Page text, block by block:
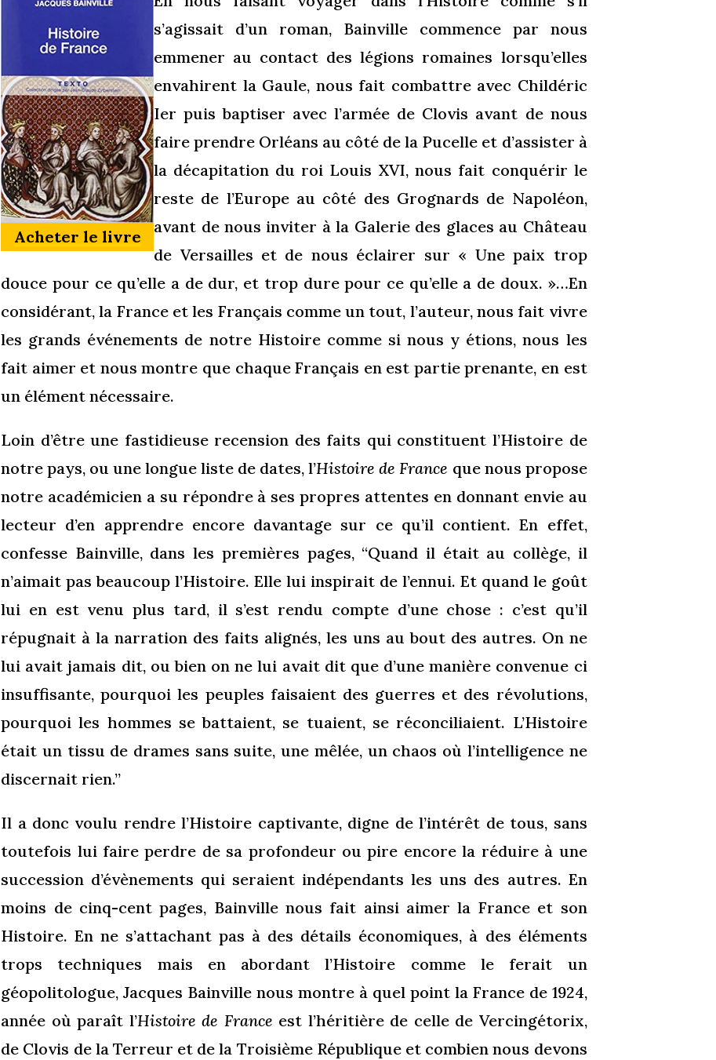
Acheter le livre
s’agissait d’un roman, Bainville commence par nous
emmener au contact des légions romaines lorsqu’elles
envahirent la Gaule, nous fait combattre avec Childéric
Ier puis baptiser avec l’armée de Clovis avant de nous
faire prendre Orléans au côté de la Pucelle et d’assister à
la décapitation du roi Louis XVI, nous fait conquérir le
reste de l’Europe au côté des Grognards de Napoléon,
avant de nous inviter à la Galerie des glaces au Château
de Versailles et de nous éclairer sur « Une paix trop
douce pour ce qu’elle a de dur, et trop dure pour ce qu’elle a de doux. »…En
considérant, la France et les Français comme un tout, l’auteur, nous fait vivre
les grands événements de notre Histoire comme si nous y étions, nous les
fait aimer et nous montre que chaque Français en est partie prenante, en est
un élément nécessaire.
Loin d’être une fastidieuse recension des faits qui constituent l’Histoire de
notre pays, ou une longue liste de dates, l’Histoire de France que nous propose
notre académicien a su répondre à ses propres attentes en donnant envie au
lecteur d’en apprendre encore davantage sur ce qu’il contient. En effet,
confesse Bainville, dans les premières pages, “Quand il était au collège, il
n’aimait pas beaucoup l’Histoire. Elle lui inspirait de l’ennui. Et quand le goût
lui en est venu plus tard, il s’est rendu compte d’une chose : c’est qu’il
répugnait à la narration des faits alignés, les uns au bout des autres. On ne
lui avait jamais dit, ou bien on ne lui avait dit que d’une manière convenue ci
insuffisante, pourquoi les peuples faisaient des guerres et des révolutions,
pourquoi les hommes se battaient, se tuaient, se réconciliaient. L’Histoire
était un tissu de drames sans suite, une mêlée, un chaos où l’intelligence ne
discernait rien.”
Il a donc voulu rendre l’Histoire captivante, digne de l’intérêt de tous, sans
toutefois lui faire perdre de sa profondeur ou pire encore la réduire à une
succession d’évènements qui seraient indépendants les uns des autres. En
moins de cinq-cent pages, Bainville nous fait ainsi aimer la France et son
Histoire. En ne s’attachant pas à des détails économiques, à des éléments
trops techniques mais en abordant l’Histoire comme le ferait un
géopolitologue, Jacques Bainville nous montre à quel point la France de 1924,
année où paraît l’Histoire de France est l’héritière de celle de Vercingétorix,
de Clovis de la Terreur et de la Troisième République et combien nous devons